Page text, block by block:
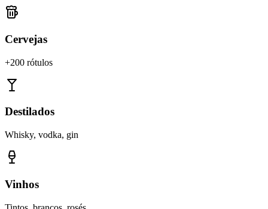
Cervejas
+200 rótulos
Destilados
Whisky, vodka, gin
Vinhos